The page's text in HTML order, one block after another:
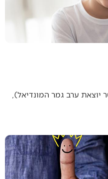
ערב גמר המונדיאל),